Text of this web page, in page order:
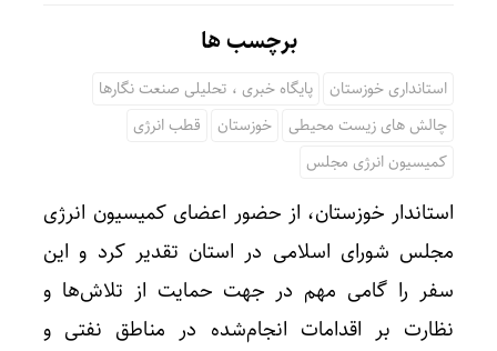
برچسب ها
استانداری خوزستان
پایگاه خبری ، تحلیلی صنعت نگارها
چالش های زیست محیطی
خوزستان
قطب انرژی
کمیسیون انرژی مجلس
استاندار خوزستان، از حضور اعضای کمیسیون انرژی
مجلس شورای اسلامی در استان تقدیر کرد و این
سفر را گامی مهم در جهت حمایت از تلاش‌ها و
نظارت بر اقدامات انجام‌شده در مناطق نفتی و